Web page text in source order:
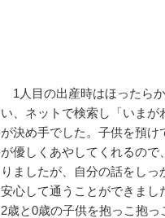
1人目の出産時はほったら
い、ネットで検索し「いま
が決め手でした。子供を預
が優しくあやしてくれるの
りましたが、自分の話をしっ
安心して通うことができまし
2歳と0歳の子供を抱っこ抱